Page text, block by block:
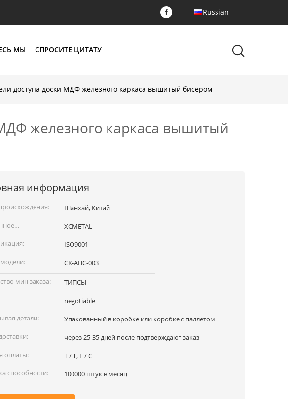
Russian
МЫ СПРОСИТЕ ЦИТАТУ
доступа доски МДФ железного каркаса вышитый бисером
железного каркаса вышитый
информация
Шанхай, Китай
XCMETAL
ISO9001
СК-АПС-003
мин заказа:
ТИПСЫ
negotiable
детали:
Упакованный в коробке или коробке с паллетом
через 25-35 дней после подтверждают заказ
оплаты:
T / T, L / C
способности:
100000 штук в месяц